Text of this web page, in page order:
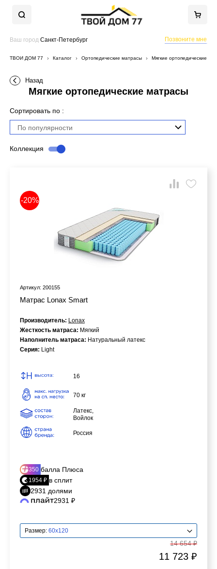
Ваш город Санкт-Петербург Позвоните мне
ТВОЙ ДОМ 77 Каталог Ортопедические матрасы Мягкие ортопедические
Назад
Мягкие ортопедические матрасы
Сортировать по :
По популярности
Коллекция
-20%
Артикул: 200155
Матрас Lonax Smart
16
70 кг
Латекс,
Войлок
Россия
Производитель: Lonax
Жесткость матраса: Мягкий
Наполнитель матраса: Натуральный латекс
Серия: Light
350 балла Плюса
1954 ₽ в сплит
2931 долями
2931 ₽
Размер: 60x120
14 654 ₽
11 723 ₽